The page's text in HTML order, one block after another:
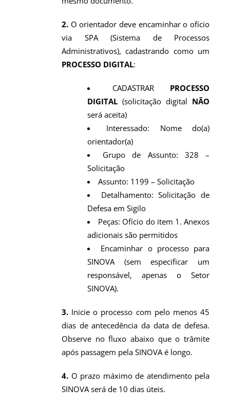
2. O orientador deve encaminhar o ofício
via SPA (Sistema de Processos
Administrativos), cadastrando como um
PROCESSO DIGITAL:
CADASTRAR PROCESSO
DIGITAL (solicitação digital NÃO
será aceita)
Interessado: Nome do(a)
orientador(a)
Grupo de Assunto: 328 –
Solicitação
Assunto: 1199 – Solicitação
Detalhamento: Solicitação de
Defesa em Sigilo
Peças: Ofício do item 1. Anexos
adicionais são permitidos
Encaminhar o processo para
SINOVA (sem especificar um
responsável, apenas o Setor
SINOVA).
3. Inicie o processo com pelo menos 45
dias de antecedência da data de defesa.
Observe no fluxo abaixo que o trâmite
após passagem pela SINOVA é longo.
4. O prazo máximo de atendimento pela
SINOVA será de 10 dias úteis.